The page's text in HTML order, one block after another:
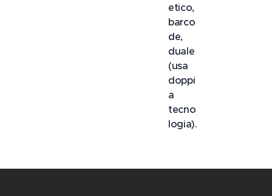
etico,
barco
de,
duale
(usa
doppi
a
tecno
logia).